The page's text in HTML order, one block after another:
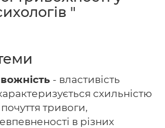
"
- властивість
схильністю
тривоги,
в різних
097 802 02 99